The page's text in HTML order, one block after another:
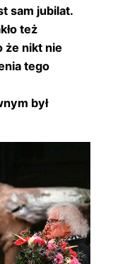
sam jubilat.
też
że nikt nie
tego
był